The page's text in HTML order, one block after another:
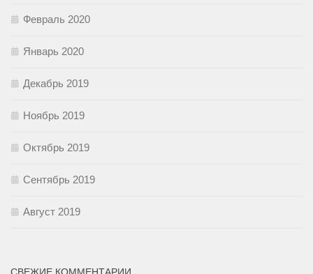
Февраль 2020
Январь 2020
Декабрь 2019
Ноябрь 2019
Октябрь 2019
Сентябрь 2019
Август 2019
СВЕЖИЕ КОММЕНТАРИИ